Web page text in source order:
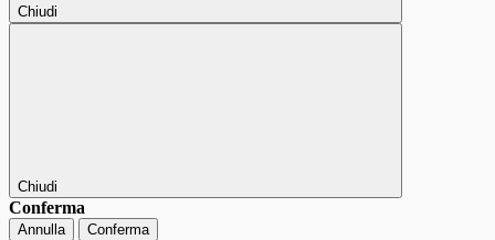
Chiudi
Chiudi
Conferma
Annulla Conferma